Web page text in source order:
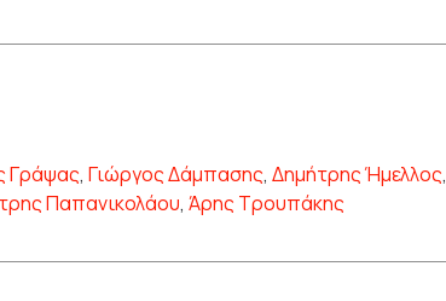
Γράψας, Γιώργος Δάμπασης, Δημήτρης Ήμελλος,
Παπανικολάου, Άρης Τρουπάκης